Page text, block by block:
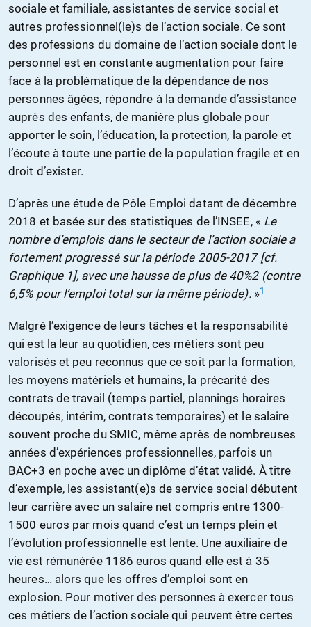
sociale et familiale, assistantes de service social et
autres professionnel(le)s de l’action sociale. Ce sont
des professions du domaine de l’action sociale dont le
personnel est en constante augmentation pour faire
face à la problématique de la dépendance de nos
personnes âgées, répondre à la demande d’assistance
auprès des enfants, de manière plus globale pour
apporter le soin, l’éducation, la protection, la parole et
l’écoute à toute une partie de la population fragile et en
droit d’exister.
D’après une étude de Pôle Emploi datant de décembre
2018 et basée sur des statistiques de l’INSEE, « Le
nombre d’emplois dans le secteur de l’action sociale a
fortement progressé sur la période 2005-2017 [cf.
Graphique 1], avec une hausse de plus de 40%2 (contre
6,5% pour l’emploi total sur la même période).»1
Malgré l’exigence de leurs tâches et la responsabilité
qui est la leur au quotidien, ces métiers sont peu
valorisés et peu reconnus que ce soit par la formation,
les moyens matériels et humains, la précarité des
contrats de travail (temps partiel, plannings horaires
découpés, intérim, contrats temporaires) et le salaire
souvent proche du SMIC, même après de nombreuses
années d’expériences professionnelles, parfois un
BAC+3 en poche avec un diplôme d’état validé. À titre
d’exemple, les assistant(e)s de service social débutent
leur carrière avec un salaire net compris entre 1300-
1500 euros par mois quand c’est un temps plein et
l’évolution professionnelle est lente. Une auxiliaire de
vie est rémunérée 1186 euros quand elle est à 35
heures… alors que les offres d’emploi sont en
explosion. Pour motiver des personnes à exercer tous
ces métiers de l’action sociale qui peuvent être certes